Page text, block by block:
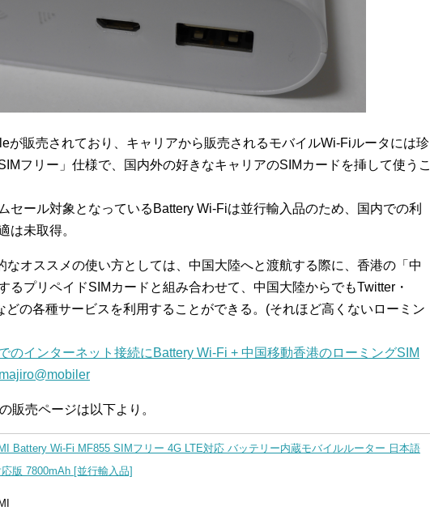
が販売されており、キャリアから販売されるモバイルWi-Fiルータには珍
フリー」仕様で、国内外の好きなキャリアのSIMカードを挿して使うこ
セール対象となっているBattery Wi-Fiは並行輸入品のため、国内での利
は未取得。
なオススメの使い方としては、中国大陸へと渡航する際に、香港の「中
るプリペイドSIMカードと組み合わせて、中国大陸からでもTwitter・
どの各種サービスを利用することができる。(それほど高くないローミン
のインターネット接続にBattery Wi-Fi + 中国移動香港のローミングSIM
販売ページは以下より。
Battery Wi-Fi MF855 SIMフリー 4G LTE対応 バッテリー内蔵モバイルルーター 日本語
版 7800mAh [並行輸入品]